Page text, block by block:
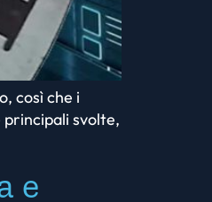
così che i
principali svolte,
e